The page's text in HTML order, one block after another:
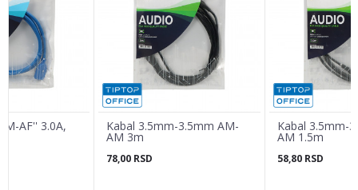
Email adresa
Poruka
AF'' 3.0A, Kabal 3.5mm-3.5mm AM-
AM 3m
78,00 RSD
Kabal 3.5mm-
AM 1.5m
58,80 RSD